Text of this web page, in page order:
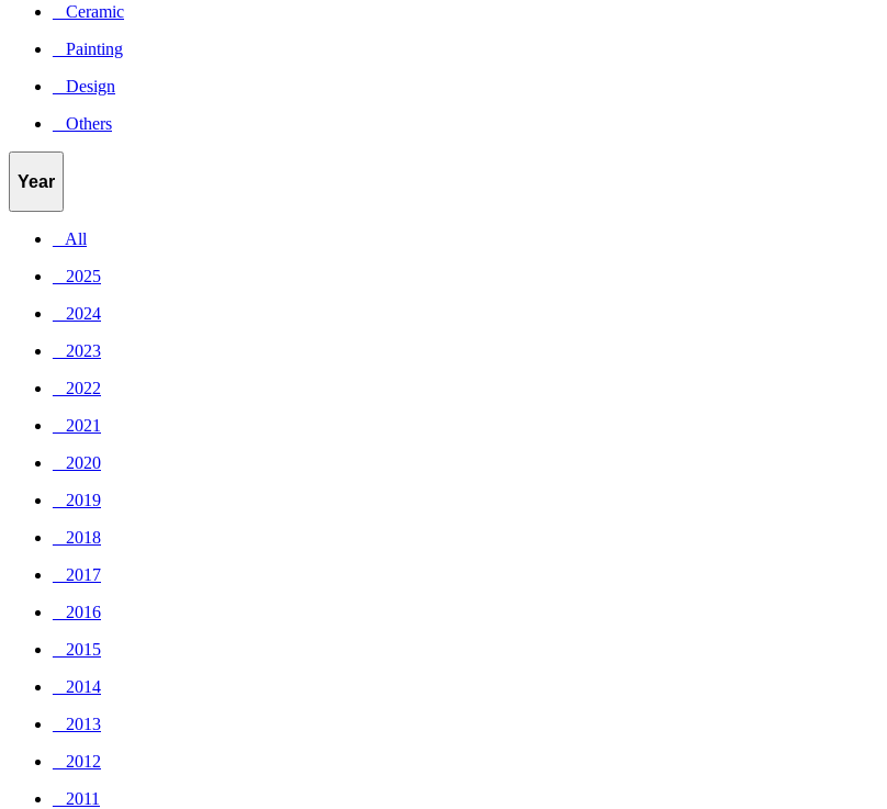
_ Ceramic
_ Painting
_ Design
_ Others
Year
_ All
_ 2025
_ 2024
_ 2023
_ 2022
_ 2021
_ 2020
_ 2019
_ 2018
_ 2017
_ 2016
_ 2015
_ 2014
_ 2013
_ 2012
_ 2011